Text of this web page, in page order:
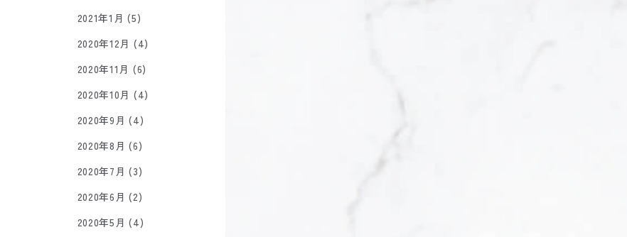
2021年1月 (5)
2020年12月 (4)
2020年11月 (6)
2020年10月 (4)
2020年9月 (4)
2020年8月 (6)
2020年7月 (3)
2020年6月 (2)
2020年5月 (4)